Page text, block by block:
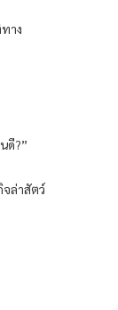
าง
ดี?”
จล่าสัตว์